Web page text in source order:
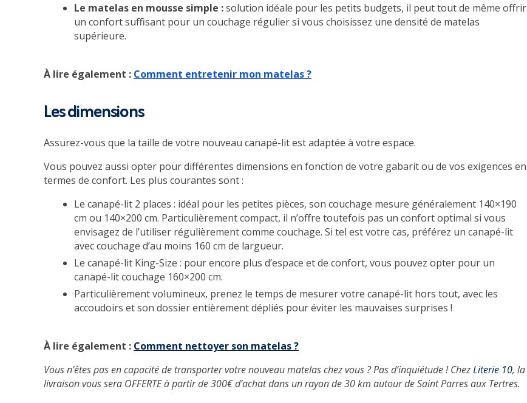
Le matelas en mousse simple :solution idéale pour les petits budgets, il peut tout de même offrir
un confort suffisant pour un couchage régulier si vous choisissez une densité de matelas
supérieure.
À lire également : Comment entretenir mon matelas ?
Les dimensions
Assurez-vous que la taille de votre nouveau canapé-lit est adaptée à votre espace.
Vous pouvez aussi opter pour différentes dimensions en fonction de votre gabarit ou de vos exigences en
termes de confort. Les plus courantes sont :
Le canapé-lit 2 places : idéal pour les petites pièces, son couchage mesure généralement 140×190
cm ou 140×200 cm. Particulièrement compact, il n’offre toutefois pas un confort optimal si vous
envisagez de l’utiliser régulièrement comme couchage. Si tel est votre cas, préférez un canapé-lit
avec couchage d’au moins 160 cm de largueur.
Le canapé-lit King-Size : pour encore plus d’espace et de confort, vous pouvez opter pour un
canapé-lit couchage 160×200 cm.
Particulièrement volumineux, prenez le temps de mesurer votre canapé-lit hors tout, avec les
accoudoirs et son dossier entièrement dépliés pour éviter les mauvaises surprises !
À lire également : Comment nettoyer son matelas ?
Vous n’êtes pas en capacité de transporter votre nouveau matelas chez vous ? Pas d’inquiétude ! ChezLiterie 10, la
livraison vous sera OFFERTE à partir de 300€ d’achat dans un rayon de 30 km autour de Saint Parres aux Tertres.